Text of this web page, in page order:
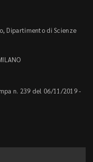
Dipartimento di Scienze
n. 239 del 06/11/2019 -